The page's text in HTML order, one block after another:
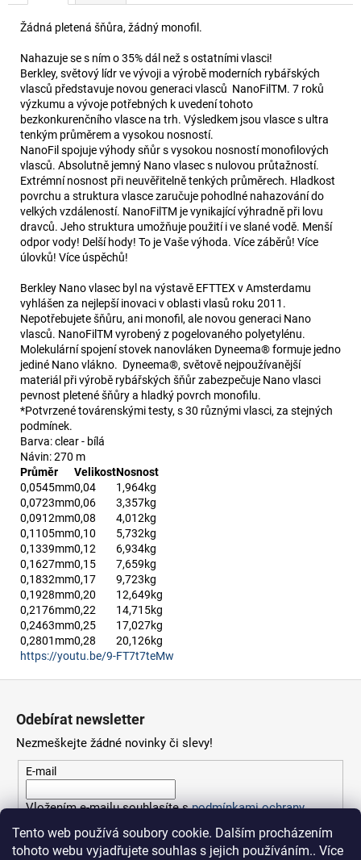
Tento web používá soubory cookie. Dalším procházením
tohoto webu vyjadřujete souhlas s jejich používáním.. Více
Žádná pletená šňůra, žádný monofil.
Nahazuje se s ním o 35% dál než s ostatními vlasci!
Berkley, světový lídr ve vývoji a výrobě moderních rybářských
vlasců představuje novou generaci vlasců NanoFilTM. 7 roků
výzkumu a vývoje potřebných k uvedení tohoto
bezkonkurenčního vlasce na trh. Výsledkem jsou vlasce s ultra
tenkým průměrem a vysokou nosností.
NanoFil spojuje výhody sňůr s vysokou nosností monofilových
vlasců. Absolutně jemný Nano vlasec s nulovou průtažností.
Extrémní nosnost při neuvěřitelně tenkých průměrech. Hladkost
povrchu a struktura vlasce zaručuje pohodlné nahazování do
velkých vzdáleností. NanoFilTM je vynikající výhradně při lovu
dravců. Jeho struktura umožňuje použití i ve slané vodě. Menší
odpor vody! Delší hody! To je Vaše výhoda. Více záběrů! Více
úlovků! Více úspěchů!
Berkley Nano vlasec byl na výstavě EFTTEX v Amsterdamu
vyhlášen za nejlepší inovaci v oblasti vlasů roku 2011.
Nepotřebujete šňůru, ani monofil, ale novou generaci Nano
vlasců. NanoFilTM vyrobený z pogelovaného polyetylénu.
Molekulární spojení stovek nanovláken Dyneema® formuje jedno
jediné Nano vlákno. Dyneema®, světově nejpoužívanější
materiál při výrobě rybářských šňůr zabezpečuje Nano vlasci
pevnost pletené šňůry a hladký povrch monofilu.
*Potvrzené továrenskými testy, s 30 různými vlasci, za stejných
podmínek.
Barva: clear - bílá
Návin: 270 m
Průměr
VelikostNosnost
0,0545mm0,04
1,964kg
0,0723mm0,06
3,357kg
0,0912mm0,08
4,012kg
0,1105mm0,10
5,732kg
0,1339mm0,12
6,934kg
0,1627mm0,15
7,659kg
0,1832mm0,17
9,723kg
0,1928mm0,20
12,649kg
0,2176mm0,22
14,715kg
0,2463mm0,25
17,027kg
0,2801mm0,28
20,126kg
https://youtu.be/9-FT7t7teMw
Odebírat newsletter
Nezmeškejte žádné novinky či slevy!
E-mail
Vložením e-mailu souhlasíte spodmínkami ochrany
osobních údajů